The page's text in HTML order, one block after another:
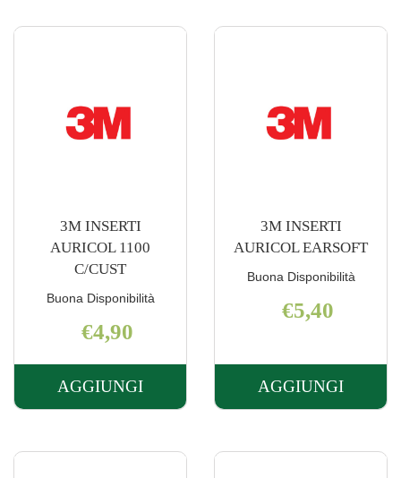
3M INSERTI
AURICOL 1100
C/CUST
Buona Disponibilità
€4,90
AGGIUNGI
AGGIUNGI 3M
3M INSERTI
AURICOL EARSOFT
Buona Disponibilità
€5,40
AGGIUNGI
AGGIUNGI